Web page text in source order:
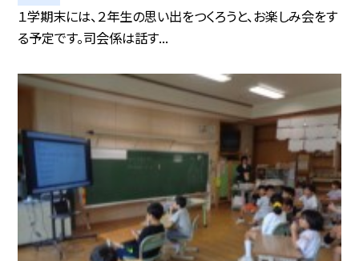
１学期末には、２年生の思い出をつくろうと、お楽しみ会をす
る予定です。司会係は話す...